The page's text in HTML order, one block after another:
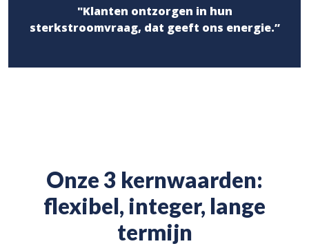
"Klanten ontzorgen in hun
sterkstroomvraag, dat geeft ons energie.”
Onze 3 kernwaarden:
flexibel, integer, lange
termijn